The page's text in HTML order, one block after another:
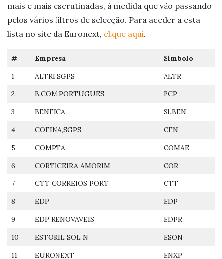
mais e mais escrutinadas, à medida que vão passando
pelos vários filtros de selecção. Para aceder a esta
lista no site da Euronext, clique aqui.
# Empresa
Símbolo
1
ALTRI SGPS
ALTR
2
B.COM.PORTUGUES
BCP
3
BENFICA
SLBEN
4
COFINA,SGPS
CFN
5
COMPTA
COMAE
6
CORTICEIRA AMORIM
COR
7
CTT CORREIOS PORT
CTT
8
EDP
EDP
9
EDP RENOVAVEIS
EDPR
10
ESTORIL SOL N
ESON
11
EURONEXT
ENXP